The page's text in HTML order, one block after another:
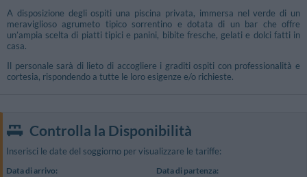
A disposizione degli ospiti una piscina privata, immersa nel verde di un
meraviglioso agrumeto tipico sorrentino e dotata di un bar che offre
un’ampia scelta di piatti tipici e panini, bibite fresche, gelati e dolci fatti in
casa.
Il personale sarà di lieto di accogliere i graditi ospiti con professionalità e
cortesia, rispondendo a tutte le loro esigenze e/o richieste.
Controlla la Disponibilità
Inserisci le date del soggiorno per visualizzare le tariffe:
Data di arrivo: Data di partenza: